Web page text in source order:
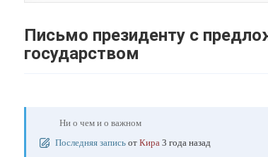
Письмо президенту с
государством
Ни о чем и о важном
Последняя запись от Кира 3 года назад